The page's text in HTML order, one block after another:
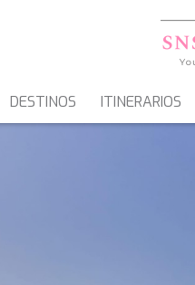
VELEROS
DESTINOS ITINERARIOS